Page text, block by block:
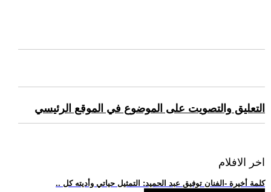
التعليق والتصويت على الموضوع في الموقع الرئيسي
اخر الافلام
.. كلمة أخيرة -الفنان توفيق عبد الحميد: التمثيل حياتي وأديته كل